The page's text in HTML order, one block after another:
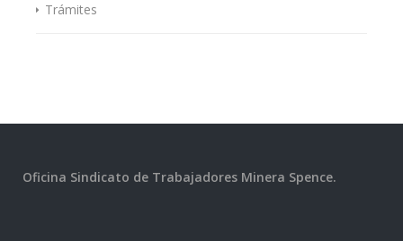
Trámites
Oficina Sindicato de Trabajadores Minera Spence.